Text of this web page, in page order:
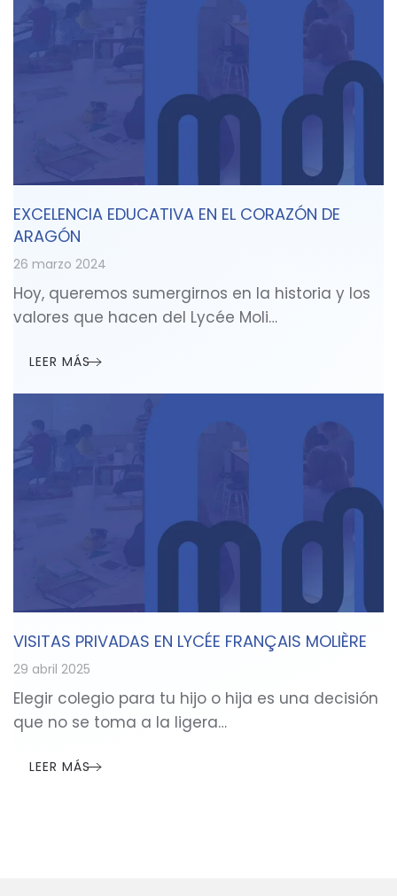
EXCELENCIA EDUCATIVA EN EL CORAZÓN DE
ARAGÓN
26 marzo 2024
Hoy, queremos sumergirnos en la historia y los
valores que hacen del Lycée Moli…
LEER MÁS
VISITAS PRIVADAS EN LYCÉE FRANÇAIS MOLIÈRE
29 abril 2025
Elegir colegio para tu hijo o hija es una decisión
que no se toma a la ligera…
LEER MÁS